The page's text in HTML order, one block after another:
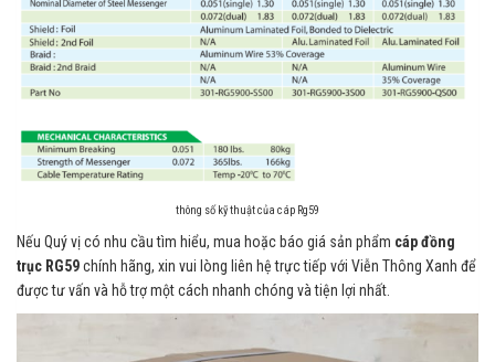
thông số kỹ thuật của cáp Rg59
Nếu Quý vị có nhu cầu tìm hiểu, mua hoặc báo giá sản phẩm cáp đồng
trục RG59chính hãng, xin vui lòng liên hệ trực tiếp với Viễn Thông Xanh để
được tư vấn và hỗ trợ một cách nhanh chóng và tiện lợi nhất.